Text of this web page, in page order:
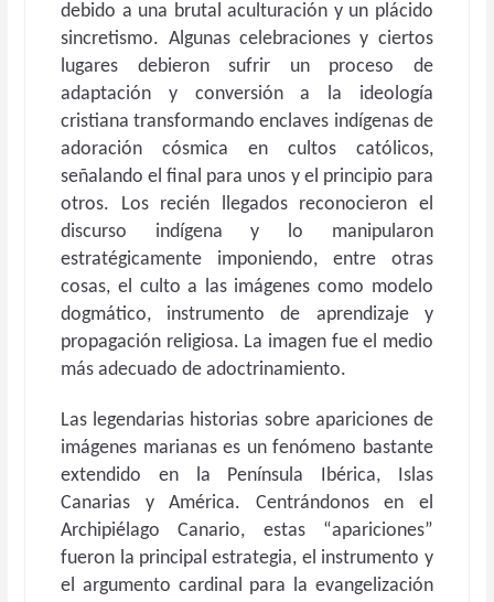
debido a una brutal aculturación y un plácido
sincretismo. Algunas celebraciones y ciertos
lugares debieron sufrir un proceso de
adaptación y conversión a la ideología
cristiana transformando enclaves indígenas de
adoración cósmica en cultos católicos,
señalando el final para unos y el principio para
otros. Los recién llegados reconocieron el
discurso indígena y lo manipularon
estratégicamente imponiendo, entre otras
cosas, el culto a las imágenes como modelo
dogmático, instrumento de aprendizaje y
propagación religiosa. La imagen fue el medio
más adecuado de adoctrinamiento.
Las legendarias historias sobre apariciones de
imágenes marianas es un fenómeno bastante
extendido en la Península Ibérica, Islas
Canarias y América. Centrándonos en el
Archipiélago Canario, estas “apariciones”
fueron la principal estrategia, el instrumento y
el argumento cardinal para la evangelización